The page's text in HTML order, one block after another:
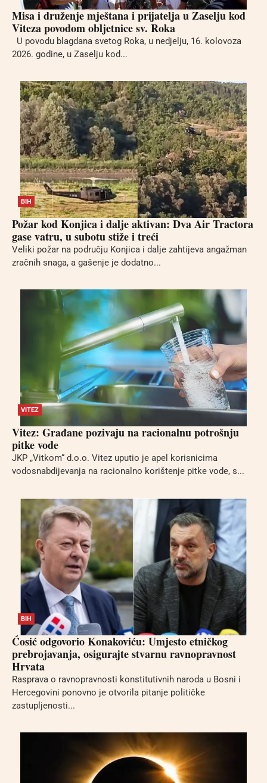
Misa i druženje mještana i prijatelja u Zaselju kod
Viteza povodom obljetnice sv. Roka
U povodu blagdana svetog Roka, u nedjelju, 16. kolovoza
2026. godine, u Zaselju kod...
BIH
Požar kod Konjica i dalje aktivan: Dva Air Tractora
gase vatru, u subotu stiže i treći
Veliki požar na području Konjica i dalje zahtijeva angažman
zračnih snaga, a gašenje je dodatno...
VITEZ
Vitez: Građane pozivaju na racionalnu potrošnju
pitke vode
JKP „Vitkom“ d.o.o. Vitez uputio je apel korisnicima
vodosnabdijevanja na racionalno korištenje pitke vode, s...
BIH
Ćosić odgovorio Konakoviću: Umjesto etničkog
prebrojavanja, osigurajte stvarnu ravnopravnost
Hrvata
Rasprava o ravnopravnosti konstitutivnih naroda u Bosni i
Hercegovini ponovno je otvorila pitanje političke
zastupljenosti...